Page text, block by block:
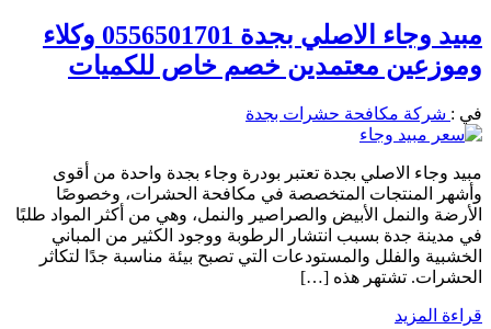
مبيد وجاء الاصلي بجدة 0556501701 وكلاء
وموزعين معتمدين خصم خاص للكميات
في : شركة مكافحة حشرات بجدة
مبيد وجاء الاصلي بجدة تعتبر بودرة وجاء بجدة واحدة من أقوى
وأشهر المنتجات المتخصصة في مكافحة الحشرات، وخصوصًا
الأرضة والنمل الأبيض والصراصير والنمل، وهي من أكثر المواد طلبًا
في مدينة جدة بسبب انتشار الرطوبة ووجود الكثير من المباني
الخشبية والفلل والمستودعات التي تصبح بيئة مناسبة جدًا لتكاثر
الحشرات. تشتهر هذه […]
قراءة المزيد